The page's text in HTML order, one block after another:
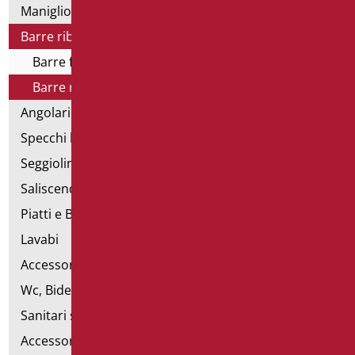
Maniglioni di sostegno
Barre ribaltabili e fisse
Barre fisse
Barre ribaltabili
Angolari doccia e vasca
Specchi bagno
Seggiolini vasca e doccia
Saliscendi doccia di sostegno
Piatti e Box Doccia
Lavabi
Accessori per Lavabo
Wc, Bidet e pareti attrezzate
Sanitari speciali
Accessori per WC